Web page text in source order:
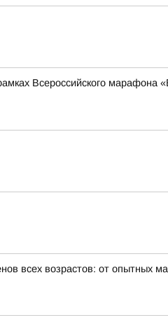
Всероссийского марафона
всех возрастов: от опытных